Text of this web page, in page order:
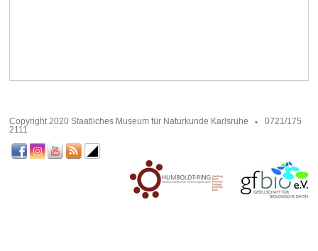
Copyright 2020 Staatliches Museum für Naturkunde Karlsruhe
0721/175
2111